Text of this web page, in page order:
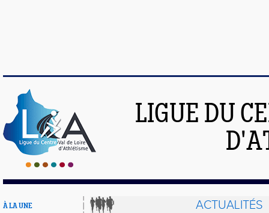
LIGUE DU
À LA UNE ACTUALITÉS